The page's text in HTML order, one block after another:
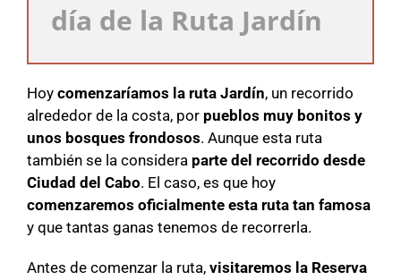
día de la Ruta Jardín
Hoy comenzaríamos la ruta Jardín, un recorrido
alrededor de la costa, por pueblos muy bonitos y
unos bosques frondosos. Aunque esta ruta
también se la considera parte del recorrido desde
Ciudad del Cabo. El caso, es que hoy
comenzaremos oficialmente esta ruta tan famosa
y que tantas ganas tenemos de recorrerla.
Antes de comenzar la ruta, visitaremos la Reserva